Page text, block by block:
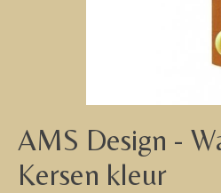
AMS Design -
Kersen kleur